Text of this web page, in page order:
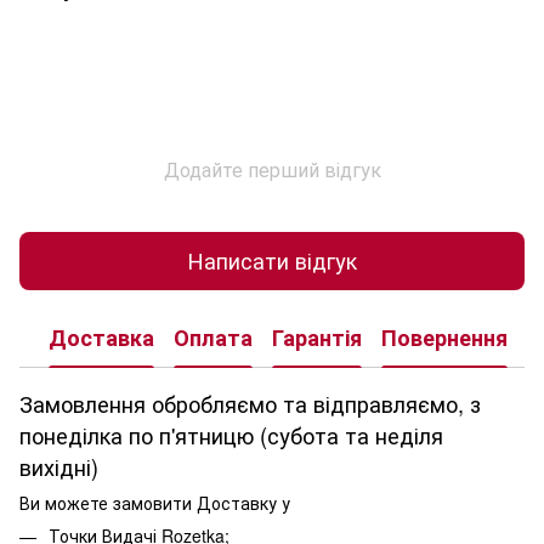
Додайте перший відгук
Написати відгук
Доставка Оплата Гарантія Повернення
Замовлення обробляємо та відправляємо, з
понеділка по п'ятницю (субота та неділя
вихідні)
Ви можете замовити Доставку у
Точки Видачі Rozetka;